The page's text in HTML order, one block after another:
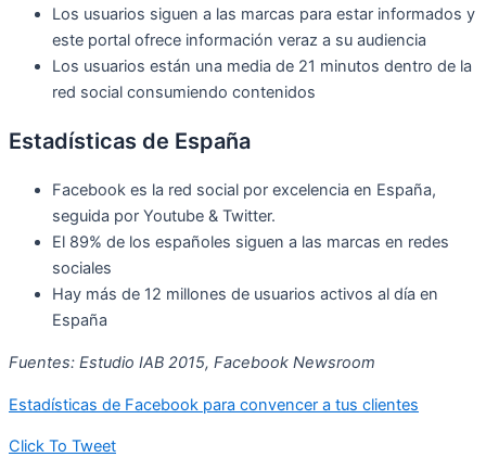
Los usuarios siguen a las marcas para estar informados y
este portal ofrece información veraz a su audiencia
Los usuarios están una media de 21 minutos dentro de la
red social consumiendo contenidos
Estadísticas de España
Facebook es la red social por excelencia en España,
seguida por Youtube & Twitter.
El 89% de los españoles siguen a las marcas en redes
sociales
Hay más de 12 millones de usuarios activos al día en
España
Fuentes: Estudio IAB 2015, Facebook Newsroom
Estadísticas de Facebook para convencer a tus clientes
Click To Tweet